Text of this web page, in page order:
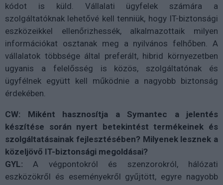
kódot is küld. Vállalati ügyfelek számára a
szolgáltatóknak lehetővé kell tenniük, hogy IT-biztonsági
eszközeikkel ellenőrizhessék, alkalmazottaik milyen
információkat osztanak meg a nyilvános felhőben. A
vállalatok többsége által preferált, hibrid környezetben
ugyanis a felelősség is közös, szolgáltatónak és
ügyfélnek együtt kell működnie a nagyobb biztonság
érdekében.
CW: Miként hasznosítja a Symantec a jelentés
készítése során nyert betekintést termékeinek és
szolgáltatásainak fejlesztésében? Milyenek lesznek a
közeljövő IT-biztonsági megoldásai?
GYL: A végpontokról és szenzorokról, hálózati
eszközökről és eseményekről gyűjtött, egyre nagyobb